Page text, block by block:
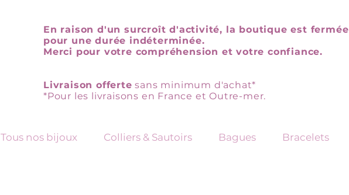
En raison d'un surcroît d'activité, la boutique est fermée
pour une durée indéterminée.
Merci pour votre compréhension et votre confiance.
Livraison offerte sans minimum d'achat*
*Pour les livraisons en France et Outre-mer.
Tous nos bijoux Colliers & Sautoirs Bagues Bracelets